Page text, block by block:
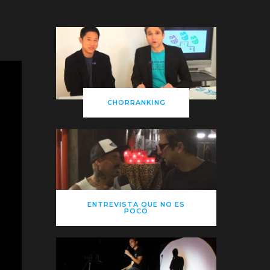
CHORRANKING
ENTREVISTA QUE NO ES
POCO